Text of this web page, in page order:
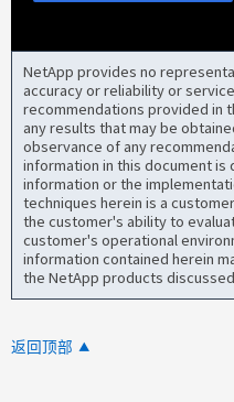
NetApp provides no
accuracy or reliability or
recommendations provided in
any results that may be
observance of any
information in this document is
information or the
techniques herein is a
the customer's ability to
customer's operational
information contained herein
the NetApp products
返回顶部